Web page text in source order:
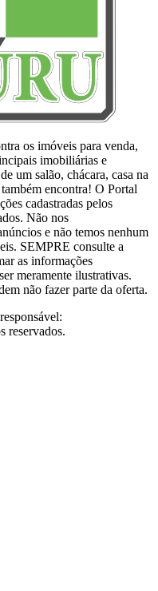
os imóveis para venda,
imobiliárias e
um salão, chácara, casa na
encontra! O Portal
cadastradas pelos
Não nos
e não temos nenhum
SEMPRE consulte a
as informações
meramente ilustrativas.
não fazer parte da oferta.
reservados.